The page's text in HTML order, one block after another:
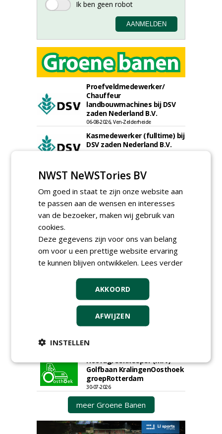
Proefveldmedewerker/
Chauffeur
landbouwmachines bij DSV
zaden Nederland B.V.
06-08-2026, Ven-Zelderheide
Kasmedewerker (fulltime) bij
DSV zaden Nederland B.V.
Projectleider Sport bij Antea
Realisatie
15-07-2026, Almere, Maastricht,
Oosterhout
Uitvoerder civiele techniek &
sport bij Antea Realisatie
Allround
magazijnmedewerker
(fulltime) bij DSV zaden
Nederland B.V.
06-08-2026, Ven Zelderheide
Groeiplaats specialist bij
Boomtotaalzorg32-40 uur
30-07-2026, Schalkwijk
Boominspecteur bij
30-07-2026, Schalkwijk
Hoofdgreenkeeper (m/v)
Golfbaan KralingenOosthoek
groepRotterdam
30-07-2026
meer Groene Banen
NWST NeWSTories BV
Om goed in staat te zijn onze website aan
te passen aan de wensen en interesses
van de bezoeker, maken wij gebruik van
cookies.
Deze gegevens zijn voor ons van belang
om voor u een prettige website ervaring
te kunnen blijven ontwikkelen. Lees verder
AKKOORD
AFWIJZEN
INSTELLEN